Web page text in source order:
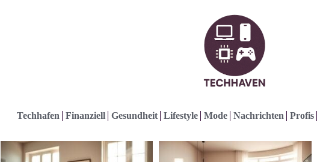
Techhafen Finanziell Gesundheit Lifestyle Mode Nachrichten Profis